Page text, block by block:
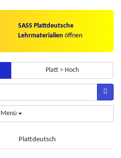
SASS Plattdeutsche
Lehrmaterialien öffnen
Platt > Hoch
Menü
Plattdeutsch